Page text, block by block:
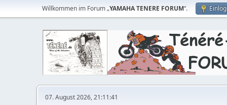
Willkommen im Forum „YAMAHA TENERE FORUM“.
07. August 2026, 21:11:41